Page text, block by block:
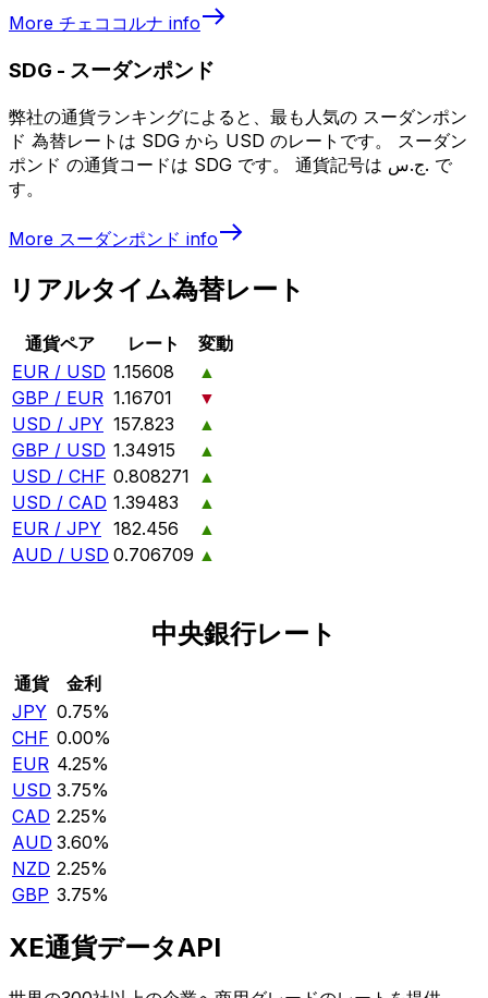
More チェココルナ info
SDG - スーダンポンド
弊社の通貨ランキングによると、最も人気の スーダンポン
ド 為替レートは SDG から USD のレートです。 スーダン
ポンド の通貨コードは SDG です。 通貨記号は ج.س. で
す。
More スーダンポンド info
リアルタイム為替レート
通貨ペア レート
変動
EUR / USD 1.15608
▲
GBP / EUR 1.16701
▼
USD / JPY 157.823
▲
GBP / USD 1.34915
▲
USD / CHF 0.808271 ▲
USD / CAD 1.39483
▲
EUR / JPY 182.456
▲
AUD / USD 0.706709 ▲
中央銀行レート
通貨
金利
JPY 0.75%
CHF 0.00%
EUR 4.25%
USD 3.75%
CAD 2.25%
AUD 3.60%
NZD 2.25%
GBP 3.75%
XE通貨データAPI